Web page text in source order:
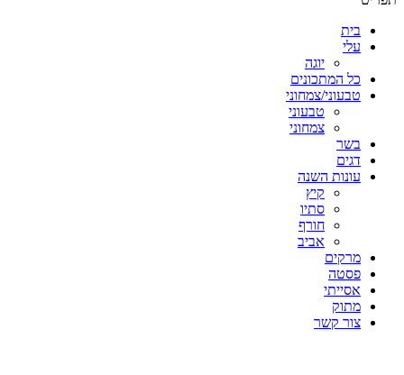
בית
עלי
יוגה
כל המתכונים
טבעוני/צמחוני
טבעוני
צמחוני
בשר
דגים
עונות השנה
קיץ
סתיו
חורף
אביב
מרקים
פסטה
אסייתי
מתוק
צור קשר